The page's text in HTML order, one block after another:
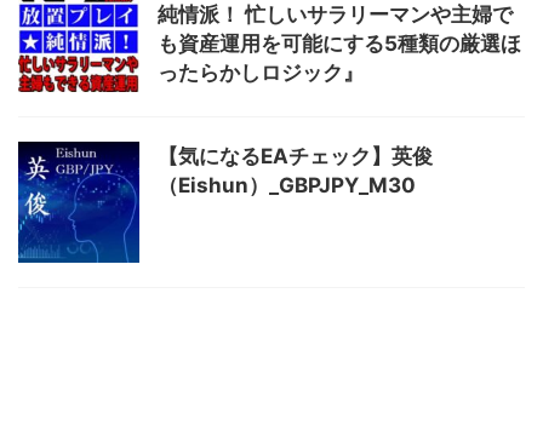
純情派！ 忙しいサラリーマンや主婦で
も資産運用を可能にする5種類の厳選ほ
ったらかしロジック』
【気になるEAチェック】英俊
（Eishun）_GBPJPY_M30